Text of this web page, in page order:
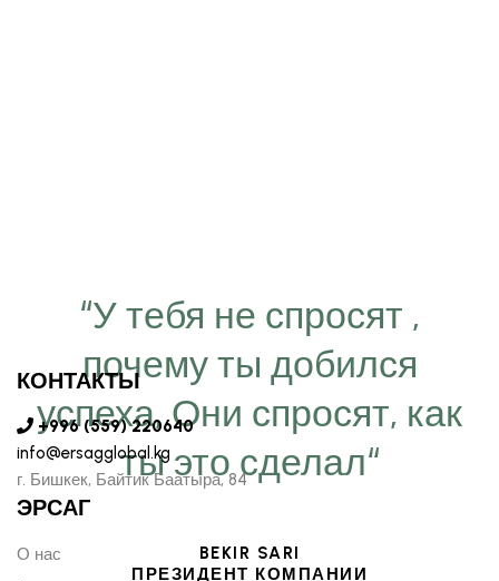
“У тебя не спросят ,
почему ты добился
успеха, Они спросят, как
ты это сделал“
BEKIR SARI
ПРЕЗИДЕНТ КОМПАНИИ
КОНТАКТЫ
+996 (559) 220640
info@ersagglobal.kg
г. ​Бишкек, Байтик Баатыра, 84
ЭРСАГ
О нас